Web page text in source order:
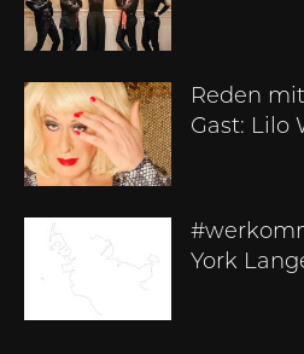
Reden
Gast: Lilo
York